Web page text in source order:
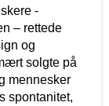
-
– rettede
og
solgte på
mennesker
spontanitet,